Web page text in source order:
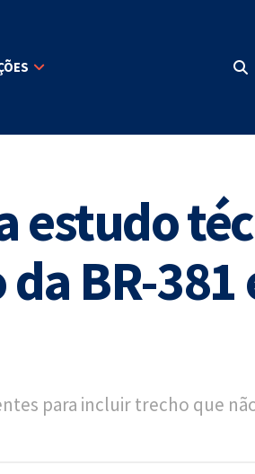
estudo
BR-381
para incluir trecho que